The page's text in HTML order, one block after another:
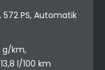
572 PS, Automatik
g/km,
l/100 km